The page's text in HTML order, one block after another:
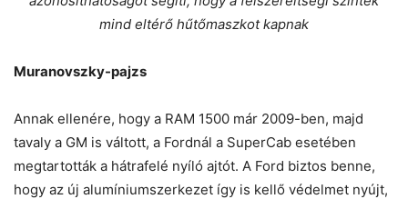
mind eltérő hűtőmaszkot kapnak
Muranovszky-pajzs
Annak ellenére, hogy a RAM 1500 már 2009-ben, majd
tavaly a GM is váltott, a Fordnál a SuperCab esetében
megtartották a hátrafelé nyíló ajtót. A Ford biztos benne,
hogy az új alumíniumszerkezet így is kellő védelmet nyújt,